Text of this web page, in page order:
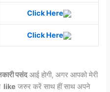
Click Here
Click Here
पसंदआई होगी, अगर आपको मेरी
like जरुर करें साथ हीं साथ अपने